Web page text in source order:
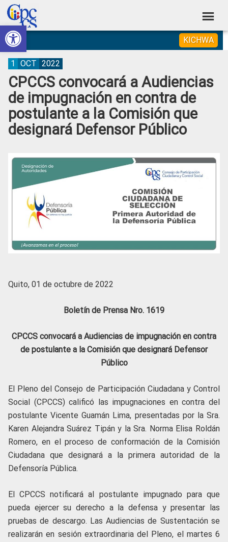
Abrir barra de herramientas
Skip
to
primary
navigation
Skip
to
main
content
Skip
to
primary
sidebar
Skip
to
footer
Consejo
de
Participación
Ciudadana
Control
Social
Construyendo
Poder
Ciudadano
KICHWA
CPCCS convocará a Audiencias
de impugnación en contra de
postulante a la Comisión que
designará Defensor Público
1 OCT 2022
Quito, 01 de octubre de 2022
Boletín de Prensa Nro. 1619
CPCCS convocará a Audiencias de impugnación en contra
de postulante a la Comisión que designará Defensor
Público
El Pleno del Consejo de Participación Ciudadana y Control
Social (CPCCS) calificó las impugnaciones en contra del
postulante Vicente Guamán Lima, presentadas por la Sra.
Karen Alejandra Suárez Tipán y la Sra. Norma Elisa Roldán
Romero, en el proceso de conformación de la Comisión
Ciudadana que designará a la primera autoridad de la
Defensoría Pública.
El CPCCS notificará al postulante impugnado para que
pueda ejercer su derecho a la defensa y presentar las
pruebas de descargo. Las Audiencias de Sustentación se
realizarán en sesión extraordinaria del Pleno, el martes 6